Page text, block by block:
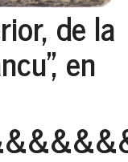
de la
en